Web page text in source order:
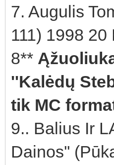
7. Augulis
111) 1998 20
8**
''Kalėdų
tik MC
9.. Balius Ir
Dainos''